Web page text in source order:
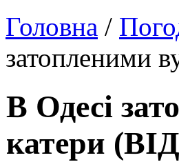
Головна /
затопленими
В Одесі
катери